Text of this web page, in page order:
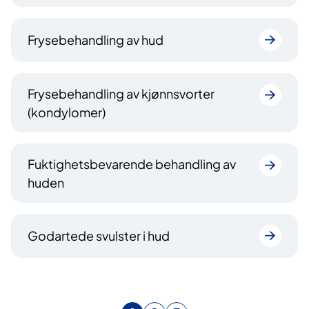
Frysebehandling av hud
Frysebehandling av kjønnsvorter
(kondylomer)
Fuktighetsbevarende behandling av
huden
Godartede svulster i hud